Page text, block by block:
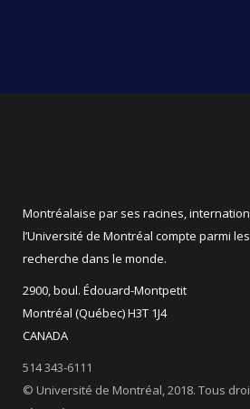
Montréalaise par ses racines,
l’Université de Montréal compte parmi
recherche dans le monde.
2900, boul. Édouard-Montpetit
Montréal (Québec) H3T 1J4
CANADA
514 343-6111
© Université de Montréal, 2018. Tous